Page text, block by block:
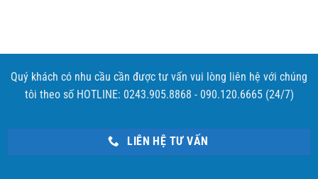
Quý khách có nhu cầu cần được tư vấn vui lòng liên hệ với chúng
tôi theo số HOTLINE: 0243.905.8868 - 090.120.6665 (24/7)
LIÊN HỆ TƯ VẤN